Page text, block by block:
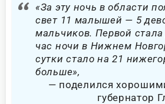
«За эту ночь в области
свет 11 малышей — 5
мальчиков. Первой стала
час ночи в Нижнем
сутки стало на 21
больше»,
поделился
губернатор